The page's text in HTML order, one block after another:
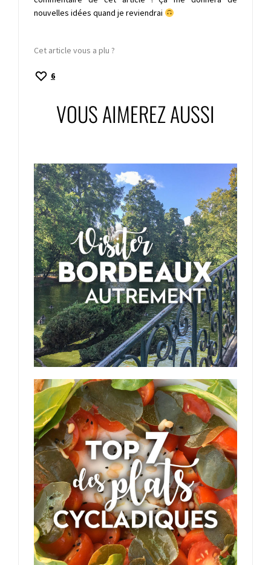
nouvelles idées quand je reviendrai
Cet article vous a plu ?
6
VOUS AIMEREZ AUSSI